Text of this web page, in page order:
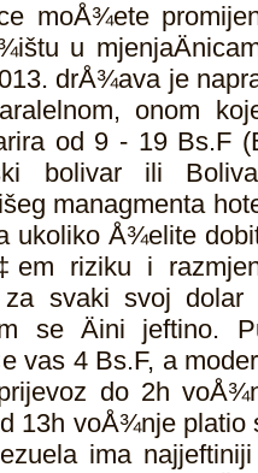
moÅ¾ete
u
drÅ¾ava je
onom
od 9 - 19 Bs.F
bolivar ili
managmenta
ukoliko Å¾elite
riziku i
svaki svoj
se Äini jeftino.
vas 4 Bs.F, a
prijevoz do 2h
13h voÅ¾nje platio
ima